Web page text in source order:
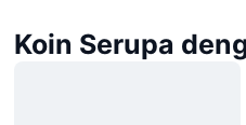
Koin Serupa